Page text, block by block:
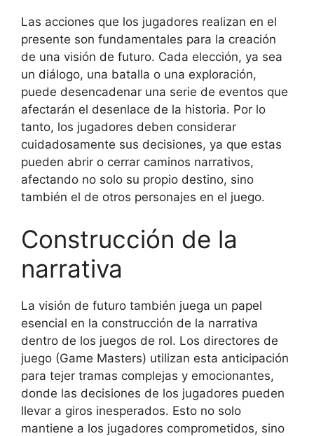
Las acciones que los jugadores realizan en el
presente son fundamentales para la creación
de una visión de futuro. Cada elección, ya sea
un diálogo, una batalla o una exploración,
puede desencadenar una serie de eventos que
afectarán el desenlace de la historia. Por lo
tanto, los jugadores deben considerar
cuidadosamente sus decisiones, ya que estas
pueden abrir o cerrar caminos narrativos,
afectando no solo su propio destino, sino
también el de otros personajes en el juego.
Construcción de la
narrativa
La visión de futuro también juega un papel
esencial en la construcción de la narrativa
dentro de los juegos de rol. Los directores de
juego (Game Masters) utilizan esta anticipación
para tejer tramas complejas y emocionantes,
donde las decisiones de los jugadores pueden
llevar a giros inesperados. Esto no solo
mantiene a los jugadores comprometidos, sino